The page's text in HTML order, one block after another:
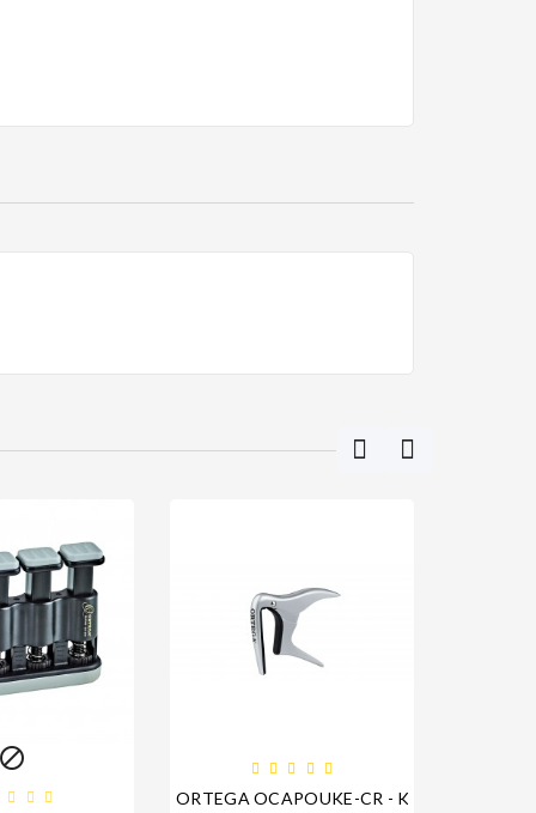

ORTEGA OCAPOUKE-CR - KAPODASTER